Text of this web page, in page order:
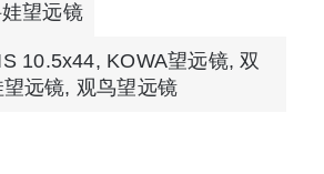
望远镜
10.5x44, KOWA望远镜,双
远镜, 观鸟望远镜